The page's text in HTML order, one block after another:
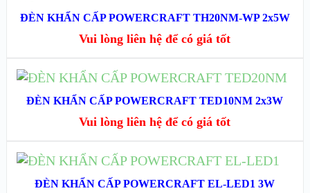
XEM NHANH
ĐÈN KHẨN CẤP POWERCRAFT TH20NM-WP 2x5W
Vui lòng liên hệ để có giá tốt
XEM NHANH
XEM CHI TIẾT
ĐỌC TIẾP
ĐÈN KHẨN CẤP POWERCRAFT TED10NM 2x3W
Vui lòng liên hệ để có giá tốt
ĐỌC TIẾP
ĐÈN KHẨN CẤP POWERCRAFT EL-LED1 3W